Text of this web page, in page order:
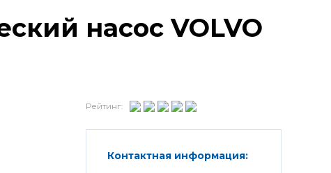
насос VOLVO
Рейтинг:
Контактная информация: